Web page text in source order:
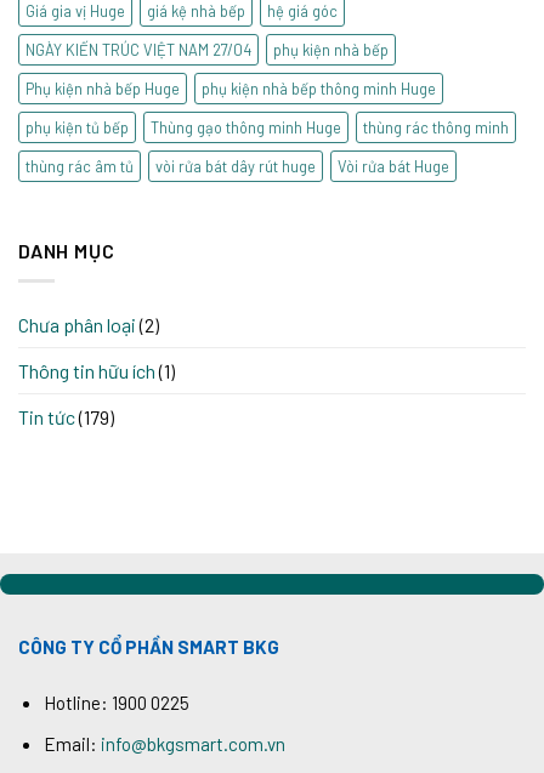
Giá gia vị Huge
giá kệ nhà bếp
hệ giá góc
NGÀY KIẾN TRÚC VIỆT NAM 27/04
phụ kiện nhà bếp
Phụ kiện nhà bếp Huge
phụ kiện nhà bếp thông minh Huge
phụ kiện tủ bếp
Thùng gạo thông minh Huge
thùng rác thông minh
thùng rác âm tủ
vòi rửa bát dây rút huge Vòi rửa bát Huge
DANH MỤC
Chưa phân loại(2)
Thông tin hữu ích(1)
Tin tức(179)
CÔNG TY CỔ PHẦN SMART BKG
Hotline: 1900 0225
Email: info@bkgsmart.com.vn